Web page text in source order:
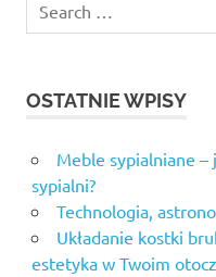
for:
OSTATNIE WPISY
Meble sypialniane –
sypialni?
Technologia,
Układanie kostki
estetyka w Twoim